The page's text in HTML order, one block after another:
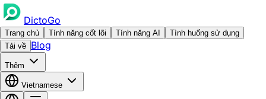
DictoGo
Trang chủ Tính năng cốt lõi Tính năng AI
Tình huống sử dụng
Tải về Blog
Thêm
Vietnamese